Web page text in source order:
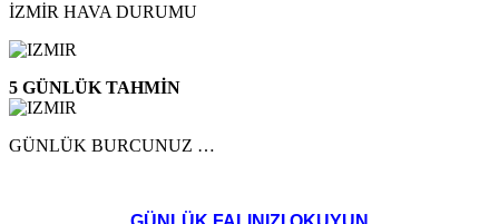
İZMİR HAVA DURUMU
5 GÜNLÜK TAHMİN
GÜNLÜK BURCUNUZ …